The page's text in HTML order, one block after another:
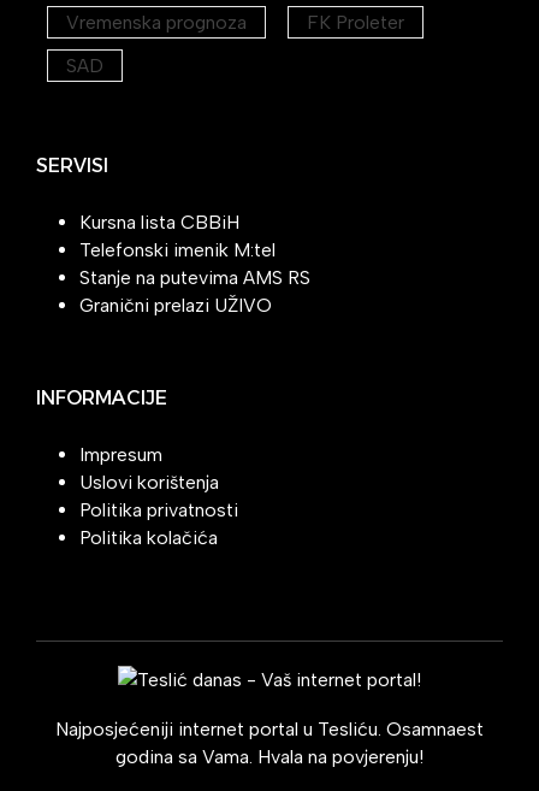
Vremenska prognoza
FK Proleter
SAD
SERVISI
Kursna lista CBBiH
Telefonski imenik M:tel
Stanje na putevima AMS RS
Granični prelazi UŽIVO
INFORMACIJE
Impresum
Uslovi korištenja
Politika privatnosti
Politika kolačića
Najposjećeniji internet portal u Tesliću. Osamnaest
godina sa Vama. Hvala na povjerenju!